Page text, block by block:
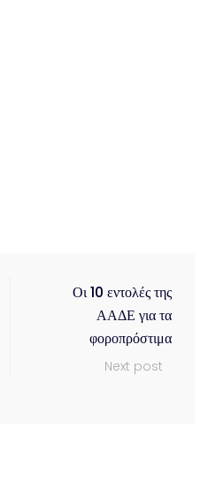
Οι 10 εντολές της
ΑΑΔΕ για τα
φοροπρόστιμα
Next post